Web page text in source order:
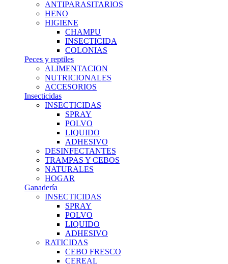
ANTIPARASITARIOS
HENO
HIGIENE
CHAMPU
INSECTICIDA
COLONIAS
Peces y reptiles
ALIMENTACION
NUTRICIONALES
ACCESORIOS
Insecticidas
INSECTICIDAS
SPRAY
POLVO
LIQUIDO
ADHESIVO
DESINFECTANTES
TRAMPAS Y CEBOS
NATURALES
HOGAR
Ganadería
INSECTICIDAS
SPRAY
POLVO
LIQUIDO
ADHESIVO
RATICIDAS
CEBO FRESCO
CEREAL